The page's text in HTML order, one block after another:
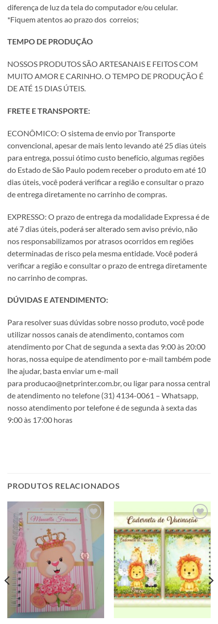
diferença de luz da tela do computador e/ou celular.
*Fiquem atentos ao prazo dos correios;
TEMPO DE PRODUÇÃO
NOSSOS PRODUTOS SÃO ARTESANAIS E FEITOS COM
MUITO AMOR E CARINHO. O TEMPO DE PRODUÇÃO É
DE ATÉ 15 DIAS ÚTEIS.
FRETE E TRANSPORTE:
ECONÔMICO: O sistema de envio por Transporte
convencional, apesar de mais lento levando até 25 dias úteis
para entrega, possui ótimo custo benefício, algumas regiões
do Estado de São Paulo podem receber o produto em até 10
dias úteis, você poderá verificar a região e consultar o prazo
de entrega diretamente no carrinho de compras.
EXPRESSO: O prazo de entrega da modalidade Expressa é de
até 7 dias úteis, poderá ser alterado sem aviso prévio, não
nos responsabilizamos por atrasos ocorridos em regiões
determinadas de risco pela mesma entidade. Você poderá
verificar a região e consultar o prazo de entrega diretamente
no carrinho de compras.
DÚVIDAS E ATENDIMENTO:
Para resolver suas dúvidas sobre nosso produto, você pode
utilizar nossos canais de atendimento, contamos com
atendimento por Chat de segunda a sexta das 9:00 às 20:00
horas, nossa equipe de atendimento por e-mail também pode
lhe ajudar, basta enviar um e-mail
para producao@netprinter.com.br, ou ligar para nossa central
de atendimento no telefone (31) 4134-0061 – Whatsapp,
nosso atendimento por telefone é de segunda à sexta das
9:00 às 17:00 horas
PRODUTOS RELACIONADOS
Adicionar
Adicionar
a lista de
desejos